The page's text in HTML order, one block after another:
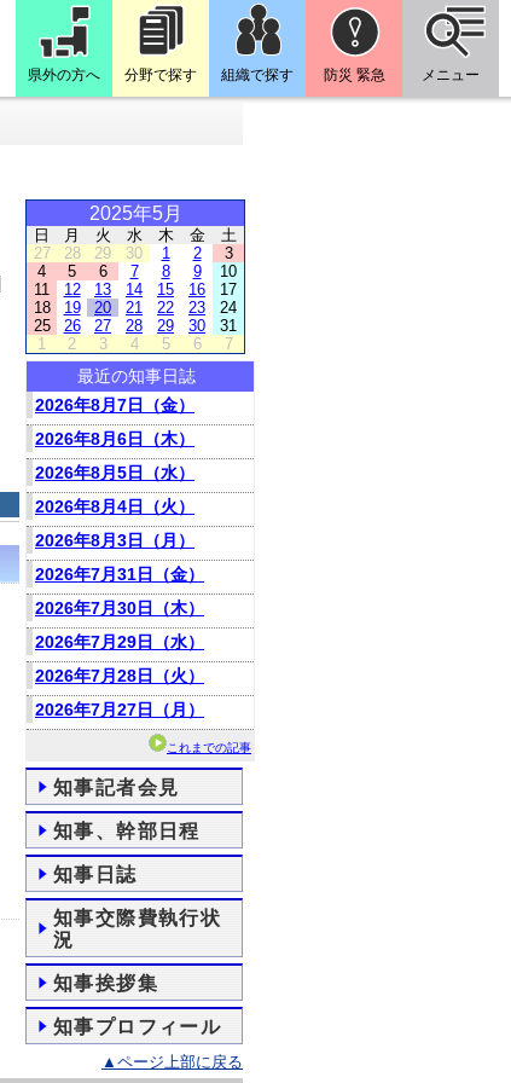
県外の方へ 分野で探す 組織で探す 防災 緊急 メニュー
2025年5月
日 月 火 水 木 金
土
27
28 29 30 1 2
3
4
5 6 7 8 9
10
11
12 13 14 15 16
17
18
19 20 21 22 23
24
25
26 27 28 29 30
31
1
2 3 4 5 6 7
最近の知事日誌
2026年8月7日（金）
2026年8月6日（木）
2026年8月5日（水）
2026年8月4日（火）
2026年8月3日（月）
2026年7月31日（金）
2026年7月30日（木）
2026年7月29日（水）
2026年7月28日（火）
2026年7月27日（月）
これまでの記事
知事記者会見
知事、幹部日程
知事日誌
知事交際費執行状
況
知事挨拶集
知事プロフィール
▲ページ上部に戻る